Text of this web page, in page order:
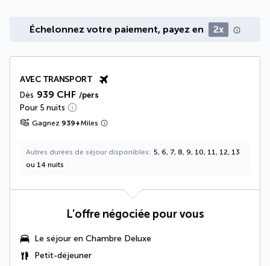
Échelonnez votre paiement, payez en 2x
AVEC TRANSPORT
Dès 939 CHF /pers
Pour 5 nuits
Gagnez 939+Miles
Autres durées de séjour disponibles
5, 6, 7, 8, 9, 10, 11, 12, 13
ou 14 nuits
L’offre négociée pour vous
Le séjour en Chambre Deluxe
Petit-déjeuner